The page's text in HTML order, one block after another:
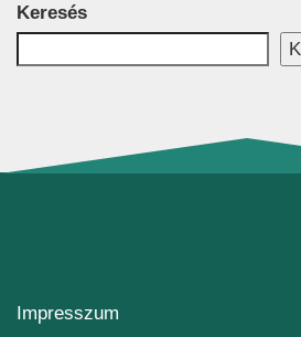
Keresés
Impresszum